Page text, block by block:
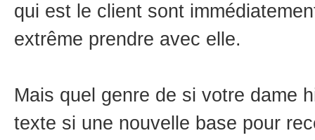
qui est le client sont
extrême prendre avec elle.
Mais quel genre de si votre dame
texte si une nouvelle base pour